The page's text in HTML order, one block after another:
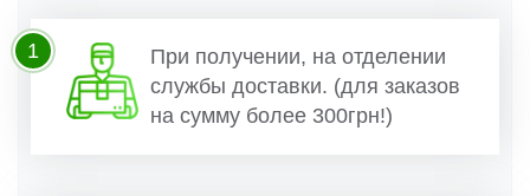
При получении, на отделении
службы доставки. (для заказов
на сумму более 300грн!)
1